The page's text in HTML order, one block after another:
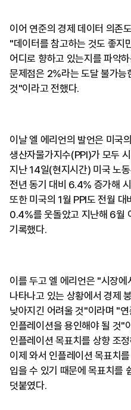
이어 연준의 경제 데이터 의존
"데이터를 참고하는 것도 좋지
어디로 향하고 있는지를 파악
문제점은 2%라는 도달 불가능
것"이라고 전했다.
이날 엘 에리언의 발언은 미국
생산자물가지수(PPI)가 모두
지난 14일(현지시간) 미국 노
전년 동기 대비 6.4% 증가해
또한 미국의 1월 PPI도 전월
0.4%를 웃돌았고 지난해 6월
기록했다.
이를 두고 엘 에리언은 "시장에
나타나고 있는 상황에서 경제
낮아지긴 어려울 것"이라며 "
인플레이션을 용인해야 될 것"
인플레이션 목표치를 상향 조
이제 와서 인플레이션 목표치
입을 수 있기 때문에 목표치를
덧붙였다.